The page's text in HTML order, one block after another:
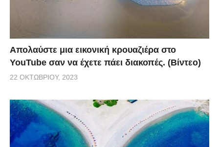
Απολαύστε μια εικονική κρουαζιέρα στο
YouTube σαν να έχετε πάει διακοπές. (Βίντεο)
22 ΟΚΤΩΒΡΊΟΥ, 2023